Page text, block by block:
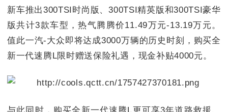
新车推出300TSI时尚版、300TSI精英版和300TSI豪华
版共计3款车型，热气腾腾价11.49万元-13.19万元。
值此一汽-大众即将达成3000万辆的历史时刻，购买全
新一代速腾L限时赠送保险礼遇，现金补贴4000元。